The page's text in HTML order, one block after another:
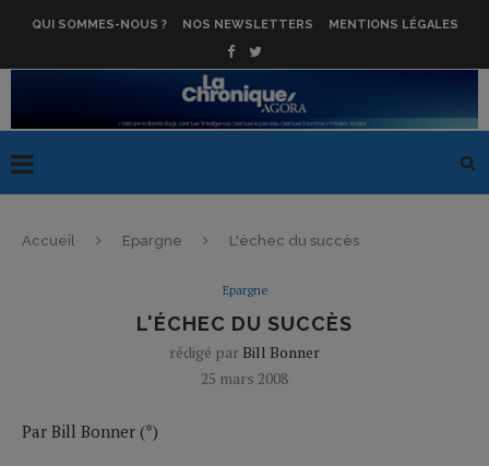
QUI SOMMES-NOUS ? NOS NEWSLETTERS MENTIONS LÉGALES
Accueil Epargne L'échec du succès
Epargne
L'ÉCHEC DU SUCCÈS
rédigé par Bill Bonner
25 mars 2008
Par Bill Bonner (*)